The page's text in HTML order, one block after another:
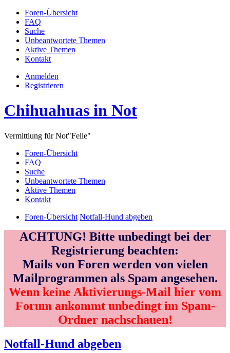
Foren-Übersicht
FAQ
Suche
Unbeantwortete Themen
Aktive Themen
Kontakt
Anmelden
Registrieren
Chihuahuas in Not
Vermittlung für Not"Felle"
Foren-Übersicht
FAQ
Suche
Unbeantwortete Themen
Aktive Themen
Kontakt
Foren-Übersicht Notfall-Hund abgeben
ACHTUNG! Bitte unbedingt bei der
Registrierung beachten:
Mails von Foren werden von vielen
Mailprogrammen als Spam angesehen.
Wenn keine Aktivierungs-Mail hier vom
Forum ankommt unbedingt im Spam-
Ordner nachschauen!
Notfall-Hund abgeben